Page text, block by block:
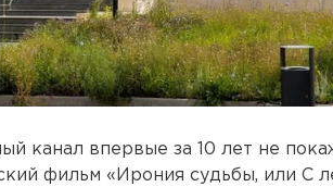
канал впервые за 10 лет не
фильм «Ирония судьбы, или С